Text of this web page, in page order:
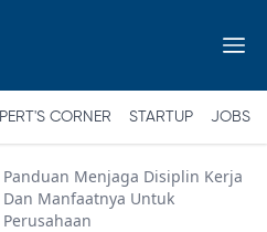
CORNER STARTUP JOBS
Panduan Menjaga Disiplin Kerja
Dan Manfaatnya Untuk
Perusahaan